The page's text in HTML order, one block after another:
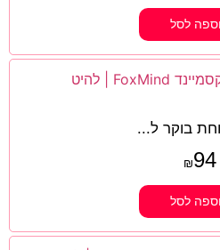
לסל
בוקר ל...
₪94
לסל